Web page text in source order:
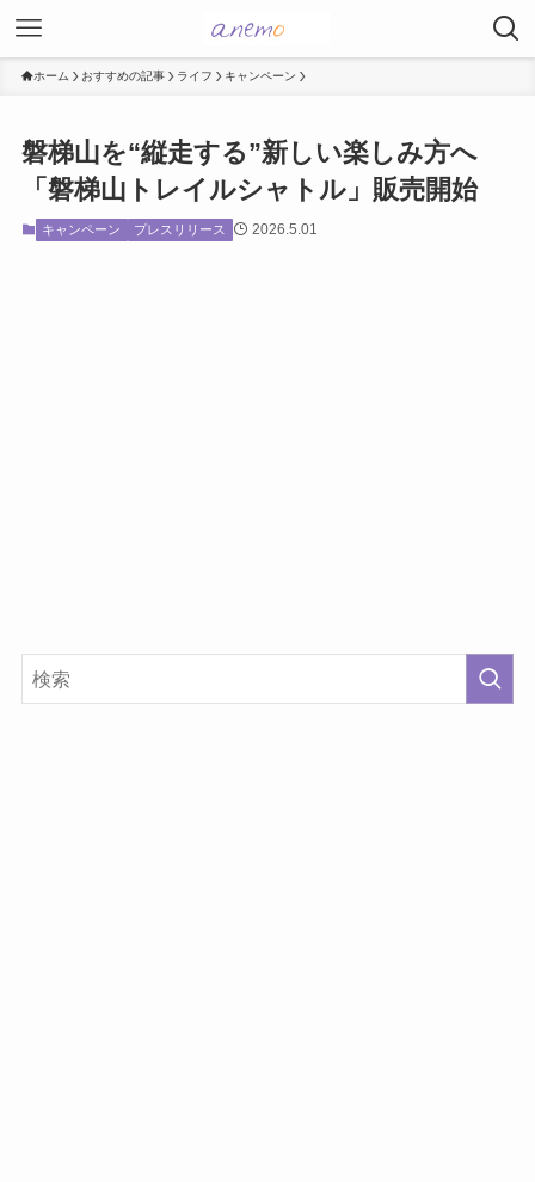
ホーム おすすめの記事 ライフ キャンペーン
磐梯山を“縦走する”新しい楽しみ方へ
「磐梯山トレイルシャトル」販売開始
キャンペーン プレスリリース 2026.5.01